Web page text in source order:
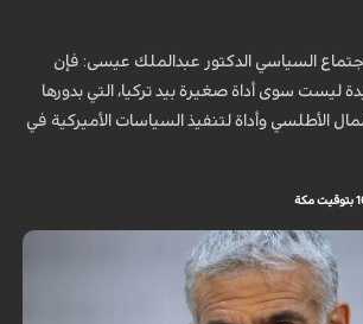
السياسي الدكتور عبدالملك عيسى: فإن
ليست سوى أداة صغيرة بيد تركيا، التي بدورها
الأطلسي وأداة لتنفيذ السياسات الأميركية في